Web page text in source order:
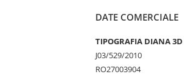
DATE COMERCIALE
TIPOGRAFIA DIANA 3D
J03/529/2010
RO27003904